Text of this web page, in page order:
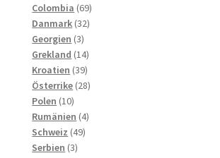
produkter
Colombia 6969
produkter
Danmark 3232
Georgien 33
produkter
Grekland 1414
produkter
Kroatien 3939
produkter
Österrike 2828
Polen 1010
produkter
Rumänien 44
Schweiz 4949
Serbien 33